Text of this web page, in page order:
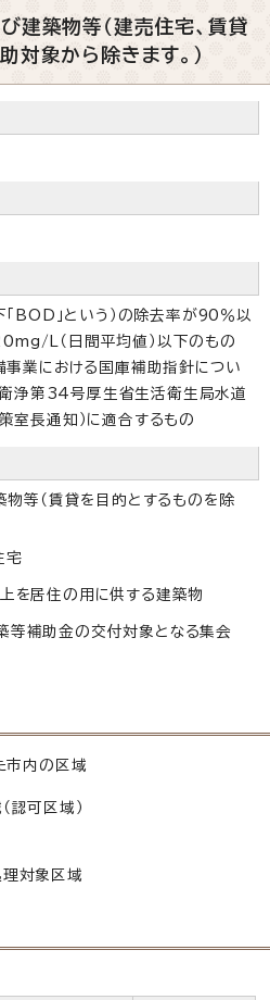
建築物等（建売住宅、賃貸
対象から除きます。）
BOD」という）の除去率が90％以
L（日間平均値）以下のもの
事業における国庫補助指針につい
浄第34号厚生省生活衛生局水道
室長通知）に適合するもの
等（賃貸を目的とするものを除
宅
を居住の用に供する建築物
等補助金の交付対象となる集会
市内の区域
認可区域）
対象区域